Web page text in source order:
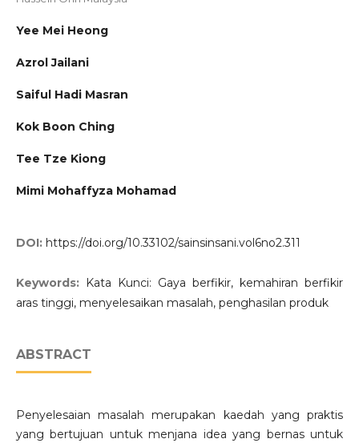
Yee Mei Heong
Azrol Jailani
Saiful Hadi Masran
Kok Boon Ching
Tee Tze Kiong
Mimi Mohaffyza Mohamad
DOI: https://doi.org/10.33102/sainsinsani.vol6no2.311
Keywords: Kata Kunci: Gaya berfikir, kemahiran berfikir
aras tinggi, menyelesaikan masalah, penghasilan produk
ABSTRACT
Penyelesaian masalah merupakan kaedah yang praktis
yang bertujuan untuk menjana idea yang bernas untuk